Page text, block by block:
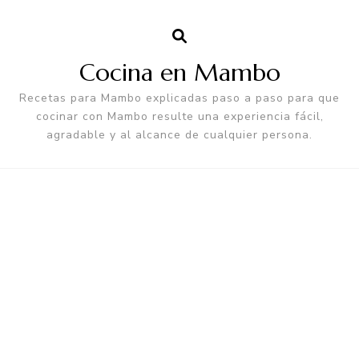
Cocina en Mambo
Recetas para Mambo explicadas paso a paso para que
cocinar con Mambo resulte una experiencia fácil,
agradable y al alcance de cualquier persona.